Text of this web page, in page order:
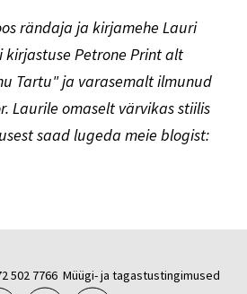
rändaja ja kirjamehe Lauri
kirjastuse Petrone Print alt
Tartu" ja varasemalt ilmunud
Laurile omaselt värvikas stiilis
saad lugeda meie blogist:
502 7766 Müügi- ja tagastustingimused